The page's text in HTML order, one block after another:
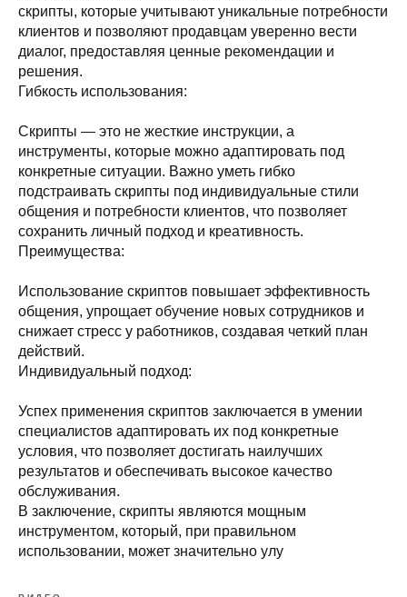
скрипты, которые учитывают уникальные потребности
клиентов и позволяют продавцам уверенно вести
диалог, предоставляя ценные рекомендации и
решения.
Гибкость использования:
Скрипты — это не жесткие инструкции, а
инструменты, которые можно адаптировать под
конкретные ситуации. Важно уметь гибко
подстраивать скрипты под индивидуальные стили
общения и потребности клиентов, что позволяет
сохранить личный подход и креативность.
Преимущества:
Использование скриптов повышает эффективность
общения, упрощает обучение новых сотрудников и
снижает стресс у работников, создавая четкий план
действий.
Индивидуальный подход:
Успех применения скриптов заключается в умении
специалистов адаптировать их под конкретные
условия, что позволяет достигать наилучших
результатов и обеспечивать высокое качество
обслуживания.
В заключение, скрипты являются мощным
инструментом, который, при правильном
использовании, может значительно улу